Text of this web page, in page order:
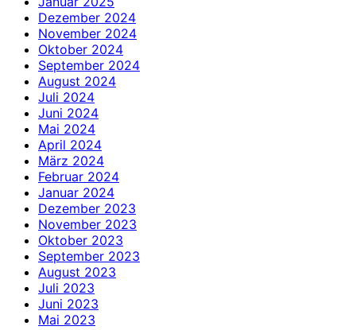
Dezember 2024
November 2024
Oktober 2024
September 2024
August 2024
Juli 2024
Juni 2024
Mai 2024
April 2024
März 2024
Februar 2024
Januar 2024
Dezember 2023
November 2023
Oktober 2023
September 2023
August 2023
Juli 2023
Juni 2023
Mai 2023